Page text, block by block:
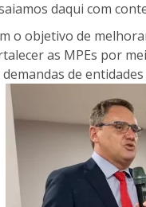
daqui com
o objetivo de
as MPEs por
de